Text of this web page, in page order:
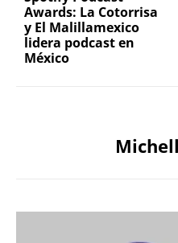
Awards: La Cotorrisa
y El Malillamexico
lidera podcast en
México